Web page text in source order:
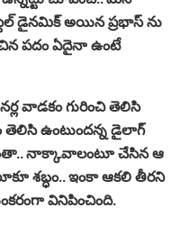
డైన‌మిక్ అయిన ప్ర‌భాస్ ను
ప‌దం ఏదైనా ఉంటే
వాడ‌కం గురించి తెలిసి
తెలిసి ఉంటుంద‌న్న డైలాగ్
నాక్కావాలంటూ చేసిన ఆ
శ‌బ్ధం.. ఇంకా ఆక‌లి తీర‌ని
వినిపించింది.